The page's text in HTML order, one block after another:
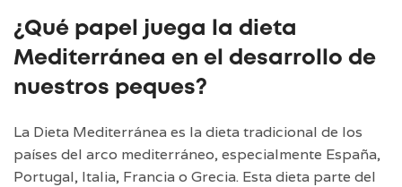
¿Qué papel juega la dieta
Mediterránea en el desarrollo de
nuestros peques?
La Dieta Mediterránea es la dieta tradicional de los
países del arco mediterráneo, especialmente España,
Portugal, Italia, Francia o Grecia. Esta dieta parte del